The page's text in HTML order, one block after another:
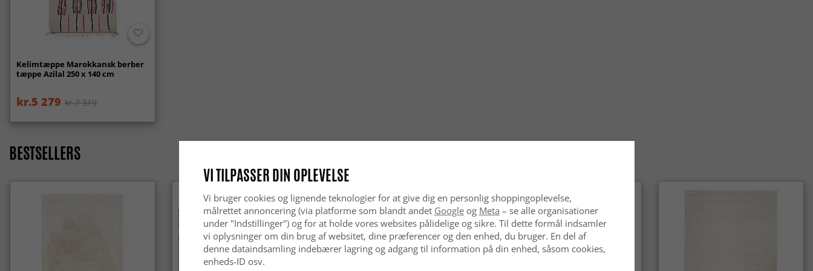
Er et orientalsk tæppe et tidløst valg?
Kelimtæppe Marokkansk berber
tæppe Azilal 250 x 140 cm
kr.5 279 kr.7 319
BESTSELLERS
VI TILPASSER DIN OPLEVELSE
Vi bruger cookies og lignende teknologier for at give dig en personlig shoppingoplevelse,
målrettet annoncering (via platforme som blandt andet Googleog Meta – se alle organisationer
under "Indstillinger") og for at holde vores websites pålidelige og sikre. Til dette formål indsamler
vi oplysninger om din brug af websitet, dine præferencer og den enhed, du bruger. En del af
denne dataindsamling indebærer lagring og adgang til information på din enhed, såsom cookies,
enheds-ID osv.